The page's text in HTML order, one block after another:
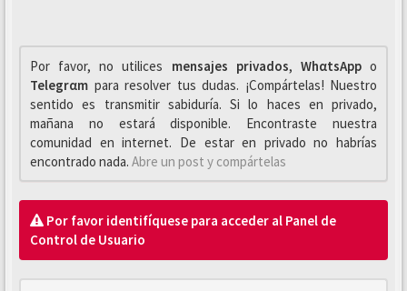
Por favor, no utilices mensajes privados, WhαtsAppo
Telegrαm para resolver tus dudas. ¡Compártelas! Nuestro
sentido es transmitir sabiduría. Si lo haces en privado,
mañana no estará disponible. Encontraste nuestra
comunidad en internet. De estar en privado no habrías
encontrado nada. Abre un post y compártelas
Por favor identifíquese para acceder al Panel de
Control de Usuario